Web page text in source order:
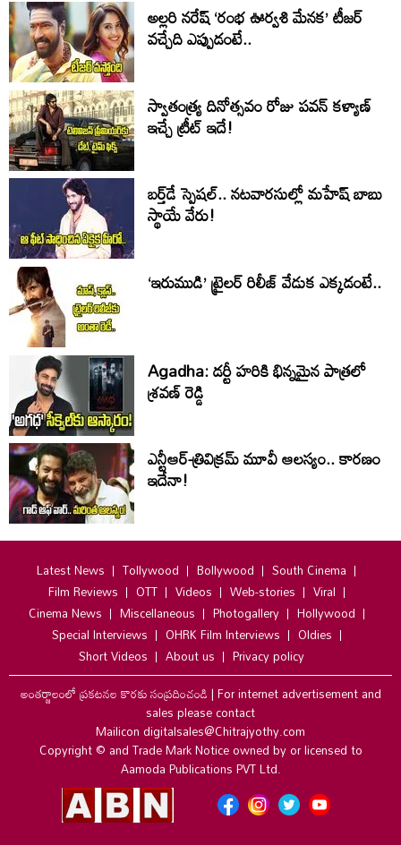
అల్లరి నరేష్ ‘రంభ ఊర్వశి మేనక’ టీజర్
వచ్చేది ఎప్పుడంటే..
స్వాతంత్య్ర దినోత్సవం రోజు పవన్ కళ్యాణ్
ఇచ్చే ట్రీట్ ఇదే!
బర్త్‌‌డే స్పెషల్.. నటవారసుల్లో మహేష్ బాబు
స్థాయే వేరు!
‘ఇరుముడి’ ట్రైలర్ రిలీజ్ వేడుక ఎక్కడంటే..
Agadha: డర్టీ హరికి భిన్నమైన పాత్రలో
శ్రవణ్‌ రెడ్డి
ఎన్టీఆర్-త్రివిక్రమ్ మూవీ ఆలస్యం.. కారణం
ఇదేనా!
Latest News Tollywood Bollywood
South Cinema
Film Reviews
OTT Videos Web-stories
Viral
Cinema News
Miscellaneous Photogallery
Hollywood
Special Interviews
OHRK Film Interviews
Oldies
Short Videos
About us
Privacy policy
అంతర్జాలంలో ప్రకటనల కొరకు సంప్రదించండి|For internet advertisement and
sales please contact
Mailicon digitalsales@Chitrajyothy.com
Copyright © and Trade Mark Notice owned by or licensed to
Aamoda Publications PVT Ltd.